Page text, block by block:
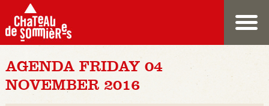
AGENDA FRIDAY 04
NOVEMBER 2016